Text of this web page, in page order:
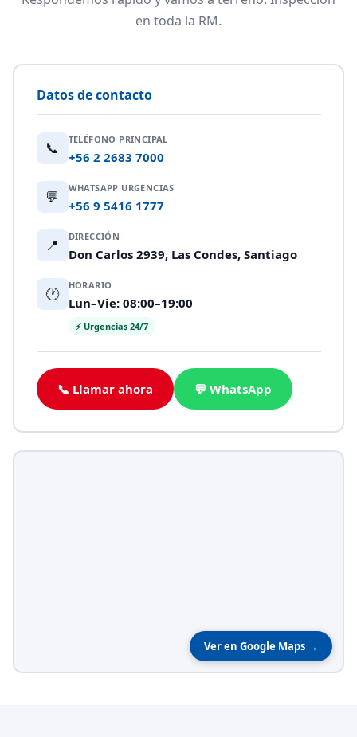
en toda la RM.
Datos de contacto
📞 TELÉFONO PRINCIPAL
+56 2 2683 7000
💬 WHATSAPP URGENCIAS
+56 9 5416 1777
📍 DIRECCIÓN
Don Carlos 2939, Las Condes, Santiago
🕐 HORARIO
Lun–Vie: 08:00–19:00
⚡ Urgencias 24/7
📞 Llamar ahora 💬 WhatsApp
Ver en Google Maps →